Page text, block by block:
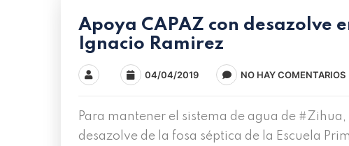
Apoya CAPAZ con desazolve
Ignacio Ramirez
04/04/2019 NO HAY COMENTARIOS
Para mantener el sistema de agua de
desazolve de la fosa séptica de la Escuela